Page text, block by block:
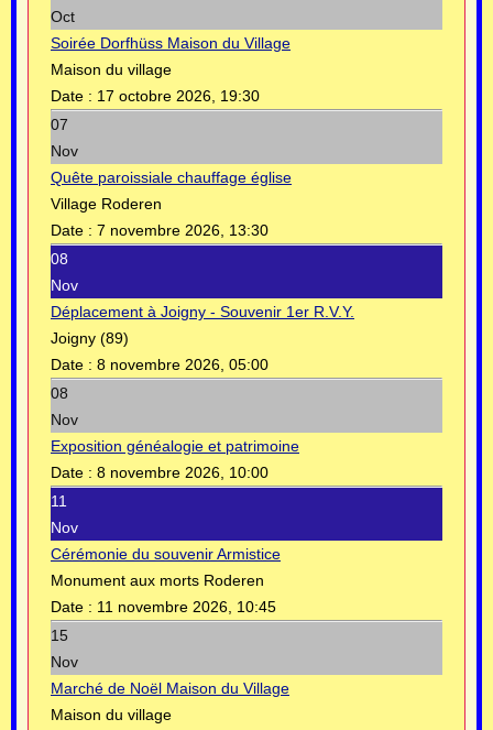
Oct
Soirée Dorfhüss Maison du Village
Maison du village
Date : 17 octobre 2026, 19:30
07
Nov
Quête paroissiale chauffage église
Village Roderen
Date : 7 novembre 2026, 13:30
08
Nov
Déplacement à Joigny - Souvenir 1er R.V.Y.
Joigny (89)
Date : 8 novembre 2026, 05:00
08
Nov
Exposition généalogie et patrimoine
Date : 8 novembre 2026, 10:00
11
Nov
Cérémonie du souvenir Armistice
Monument aux morts Roderen
Date : 11 novembre 2026, 10:45
15
Nov
Marché de Noël Maison du Village
Maison du village